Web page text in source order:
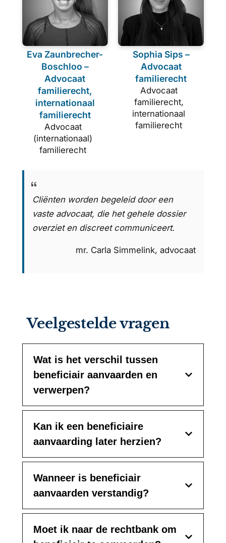
Eva Zaunbrecher-
Boschloo –
Advocaat
familierecht,
internationaal
familierecht
Advocaat
(internationaal)
familierecht
Sophia Sips –
Advocaat
familierecht
Advocaat
familierecht,
internationaal
familierecht
Cliënten worden begeleid door een
vaste advocaat, die het gehele dossier
overziet en discreet communiceert.
mr. Carla Simmelink, advocaat
Veelgestelde vragen
Wat is het verschil tussen
beneficiair aanvaarden en
verwerpen?
Kan ik een beneficiaire
aanvaarding later herzien?
Wanneer is beneficiair
aanvaarden verstandig?
Moet ik naar de rechtbank om